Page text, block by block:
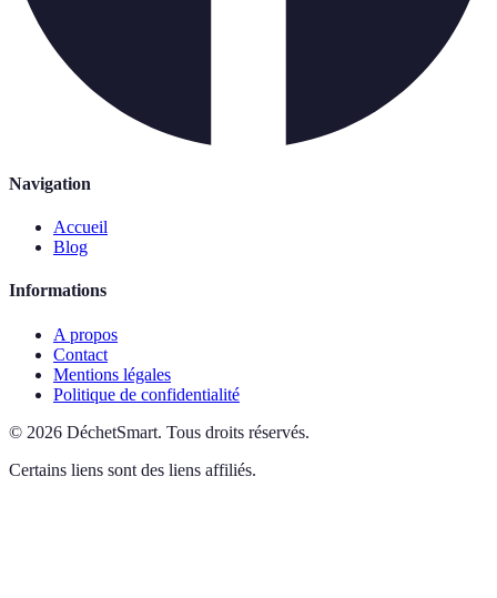
Navigation
Accueil
Blog
Informations
A propos
Contact
Mentions légales
Politique de confidentialité
© 2026 DéchetSmart. Tous droits réservés.
Certains liens sont des liens affiliés.